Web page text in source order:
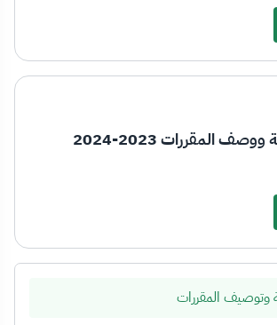
وتوصيف المقررات
المقررات 2023-2024